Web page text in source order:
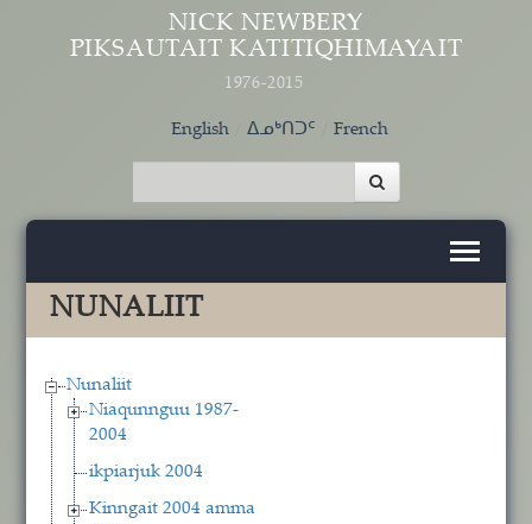
Skip to main content
NICK NEWBERY
PIKSAUTAIT KATITIQHIMAYAIT
1976-2015
English ᐃᓄᒃᑎᑐᑦ French
NUNALIIT
Nunaliit
Niaqunnguu 1987-
2004
ikpiarjuk 2004
Kinngait 2004 amma